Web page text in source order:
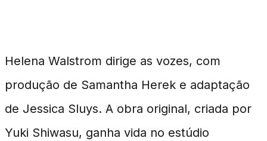
Helena Walstrom dirige as vozes, com
produção de Samantha Herek e adaptação
de Jessica Sluys. A obra original, criada por
Yuki Shiwasu, ganha vida no estúdio